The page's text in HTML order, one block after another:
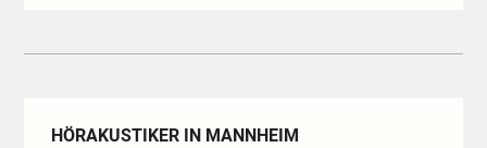
HÖRAKUSTIKER IN MANNHEIM